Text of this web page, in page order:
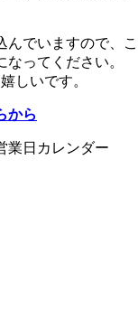
んでいますので、こ
ってください。
しいです。
から
業日カレンダー